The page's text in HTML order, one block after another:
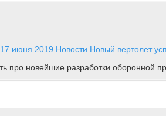
17 июня 2019 Новости Новый вертолет
про новейшие разработки